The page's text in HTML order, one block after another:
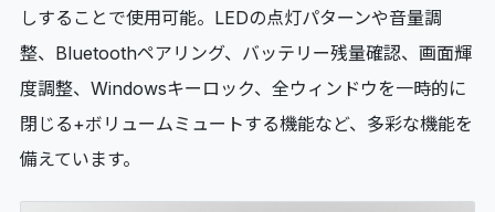
しすることで使用可能。LEDの点灯パターンや音量調
整、Bluetoothペアリング、バッテリー残量確認、画面輝
度調整、Windowsキーロック、全ウィンドウを一時的に
閉じる+ボリュームミュートする機能など、多彩な機能を
備えています。